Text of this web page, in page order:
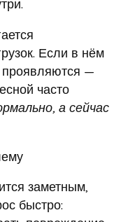
Если в нём
проявляются —
часто
а сейчас
заметным,
быстро: